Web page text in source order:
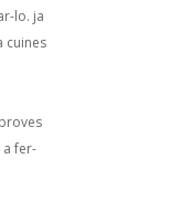
lo. ja
cuines
fer-